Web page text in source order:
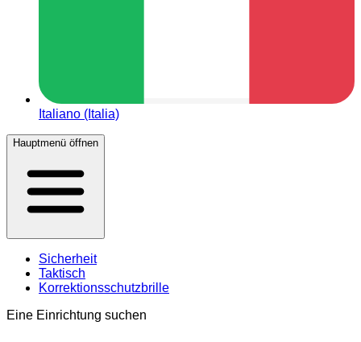
Italiano (Italia)
Hauptmenü öffnen
Sicherheit
Taktisch
Korrektionsschutzbrille
Eine Einrichtung suchen